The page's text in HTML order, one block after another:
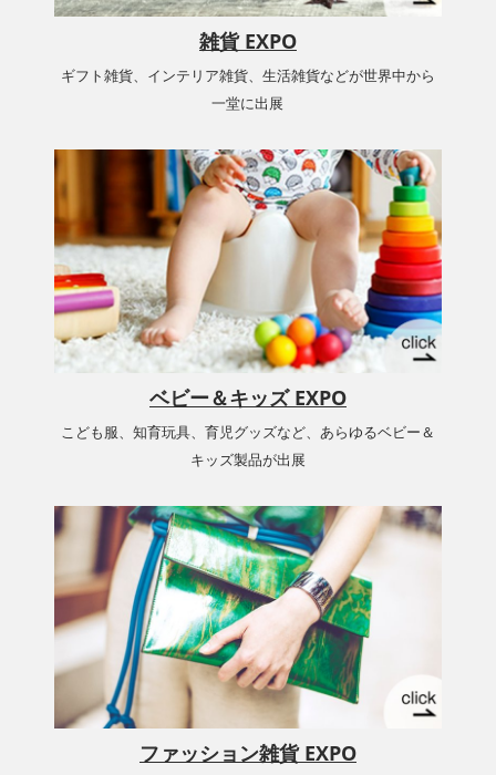
雑貨 EXPO
ギフト雑貨、インテリア雑貨、生活雑貨などが世界中から
一堂に出展
ベビー＆キッズ EXPO
こども服、知育玩具、育児グッズなど、あらゆるベビー＆
キッズ製品が出展
ファッション雑貨 EXPO